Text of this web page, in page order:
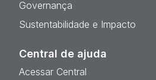
Governança
Sustentabilidade e Impacto
Central de ajuda
Acessar Central